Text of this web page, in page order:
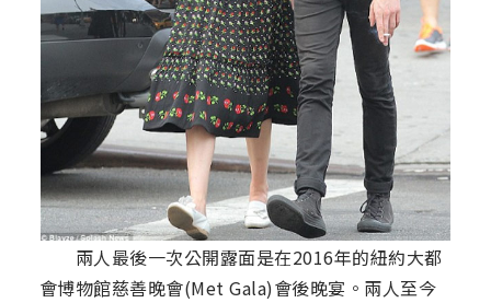
兩人最後一次公開露面是在2016年的紐約大都
會博物館慈善晚會(Met Gala)會後晚宴。兩人至今